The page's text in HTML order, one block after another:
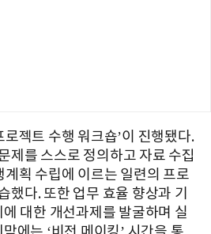
로젝트 수행 워크숍’이 진행됐다.
제를 스스로 정의하고 자료 수집
획 수립에 이르는 일련의 프로
했다. 또한 업무 효율 향상과 기
대한 개선과제를 발굴하며 실